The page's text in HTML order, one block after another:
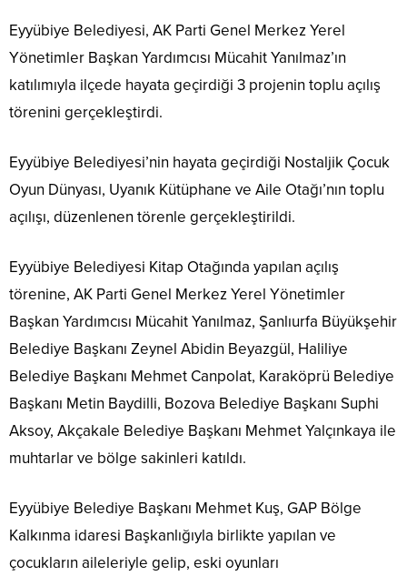
Eyyübiye Belediyesi, AK Parti Genel Merkez Yerel
Yönetimler Başkan Yardımcısı Mücahit Yanılmaz’ın
katılımıyla ilçede hayata geçirdiği 3 projenin toplu açılış
törenini gerçekleştirdi.
Eyyübiye Belediyesi’nin hayata geçirdiği Nostaljik Çocuk
Oyun Dünyası, Uyanık Kütüphane ve Aile Otağı’nın toplu
açılışı, düzenlenen törenle gerçekleştirildi.
Eyyübiye Belediyesi Kitap Otağında yapılan açılış
törenine, AK Parti Genel Merkez Yerel Yönetimler
Başkan Yardımcısı Mücahit Yanılmaz, Şanlıurfa Büyükşehir
Belediye Başkanı Zeynel Abidin Beyazgül, Haliliye
Belediye Başkanı Mehmet Canpolat, Karaköprü Belediye
Başkanı Metin Baydilli, Bozova Belediye Başkanı Suphi
Aksoy, Akçakale Belediye Başkanı Mehmet Yalçınkaya ile
muhtarlar ve bölge sakinleri katıldı.
Eyyübiye Belediye Başkanı Mehmet Kuş, GAP Bölge
Kalkınma idaresi Başkanlığıyla birlikte yapılan ve
çocukların aileleriyle gelip, eski oyunları